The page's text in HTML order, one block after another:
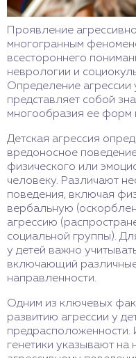
Проявление
многогранным
всестороннего
неврологии и
Определение агрессии
представляет собой
многообразия ее форм
Детская агрессия
вредоносное
физического или
человеку. Различают
поведения, включая
вербальную
агрессию
социальной группы).
у детей важно
включающий
направленности.
Одним из ключевых
развитию агрессии у
предрасположенности.
генетики указывают на